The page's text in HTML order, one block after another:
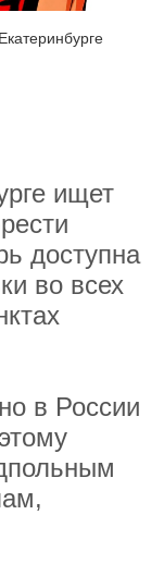
ищет
доступна
во всех
в России